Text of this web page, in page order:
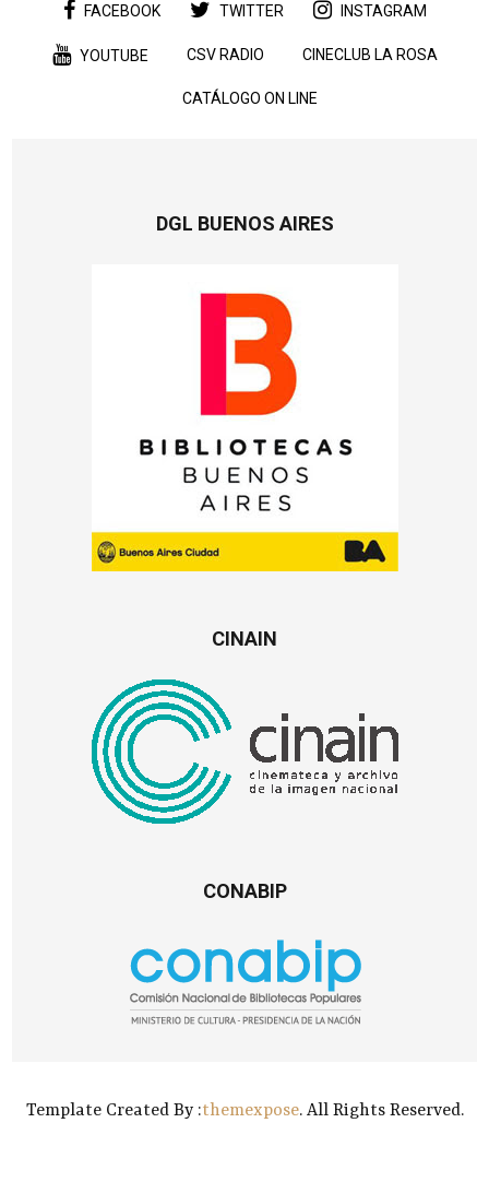
FACEBOOK TWITTER INSTAGRAM
YOUTUBE CSV RADIO CINECLUB LA ROSA
CATÁLOGO ON LINE
DGL BUENOS AIRES
CINAIN
CONABIP
Template Created By :themexpose. All Rights Reserved.